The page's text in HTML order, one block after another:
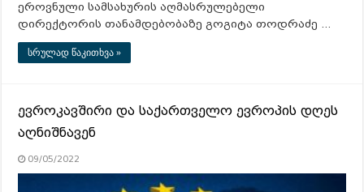
ეროვნული სამსახურის აღმასრულებელი
დირექტორის თანამდებობაზე გოგიტა თოდრაძე …
სრულად წაკითხვა »
ევროკავშირი და საქართველო ევროპის დღეს
აღნიშნავენ
09/05/2022